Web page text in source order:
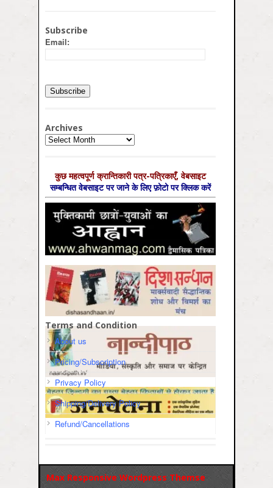
Subscribe
Email:
Archives
Archives
कुछ महत्‍वपूर्ण क्रान्तिकारी पत्र-पत्रिकाएँ, वेबसाइट
सम्‍बन्धित वेबसाइट पर जाने के लिए फ़ोटो पर क्लिक करें
Terms and Condition
About us
Pricing/Subscription
Privacy Policy
Shipping/Delivery Policy
Refund/Cancellations
Max Responsive Wordpress Themse